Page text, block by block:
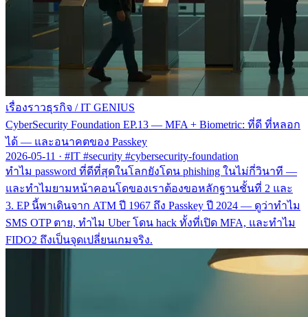
เรื่องราวธุรกิจ / IT GENIUS
CyberSecurity Foundation EP.13 — MFA + Biometric: ที่ดี ที่หลอก
ได้ — และอนาคตของ Passkey
2026-05-11 · #IT #security #cybersecurity-foundation
ทำไม password ที่ดีที่สุดในโลกยังโดน phishing ในไม่กี่วินาที —
และทำไมยามหน้าคอนโดของเราต้องขอหลักฐานชั้นที่ 2 และ
3. EP นี้พาเดินจาก ATM ปี 1967 ถึง Passkey ปี 2024 — ดูว่าทำไม
SMS OTP ตาย, ทำไม Uber โดน hack ทั้งที่เปิด MFA, และทำไม
FIDO2 ถึงเป็นจุดเปลี่ยนเกมจริง.